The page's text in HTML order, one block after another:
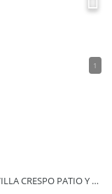
1
4 ambientes c dependencia / ph casa venta / VILLA CRESPO PATIO Y TERRAZA